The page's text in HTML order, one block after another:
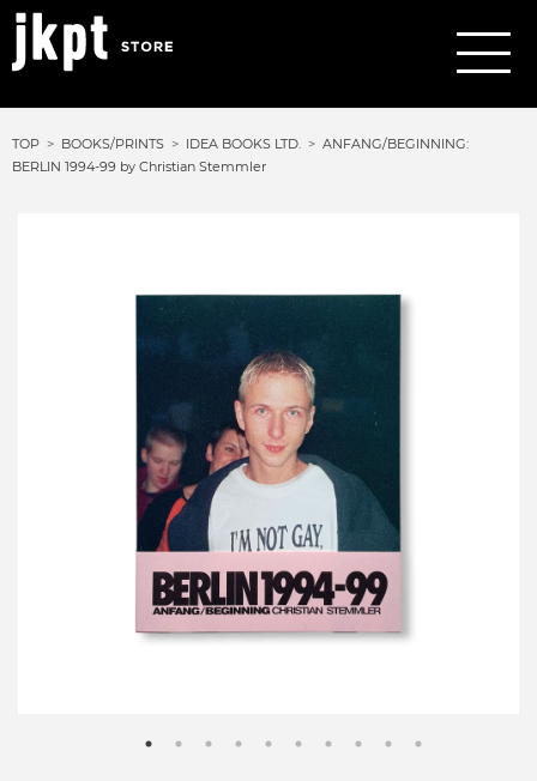
TOP BOOKS/PRINTS IDEA BOOKS LTD.
ANFANG/BEGINNING:
BERLIN 1994-99 by Christian Stemmler